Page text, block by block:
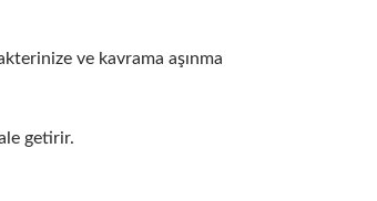
ve kavrama aşınma
getirir.